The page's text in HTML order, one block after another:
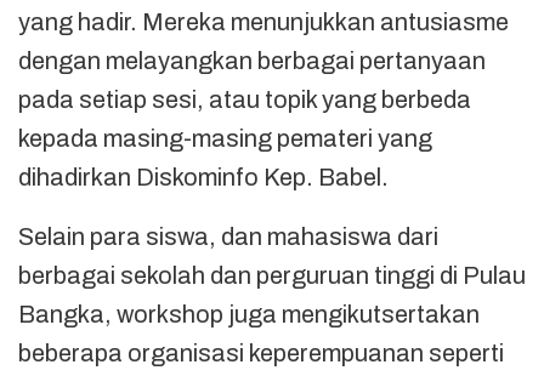
yang hadir. Mereka menunjukkan antusiasme
dengan melayangkan berbagai pertanyaan
pada setiap sesi, atau topik yang berbeda
kepada masing-masing pemateri yang
dihadirkan Diskominfo Kep. Babel.
Selain para siswa, dan mahasiswa dari
berbagai sekolah dan perguruan tinggi di Pulau
Bangka, workshop juga mengikutsertakan
beberapa organisasi keperempuanan seperti